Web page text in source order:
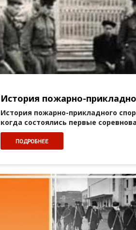
История пожарно-
История пожарно-прикладного
когда состоялись первые
ПОДРОБНЕЕ